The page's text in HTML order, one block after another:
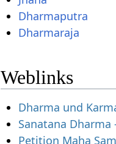
Dharmaputra
Dharmaraja
Weblinks
Dharma und
Sanatana
Petition Maha